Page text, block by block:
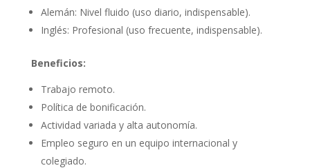
Alemán: Nivel fluido (uso diario, indispensable).
Inglés: Profesional (uso frecuente, indispensable).
Beneficios:
Trabajo remoto.
Política de bonificación.
Actividad variada y alta autonomía.
Empleo seguro en un equipo internacional y
colegiado.